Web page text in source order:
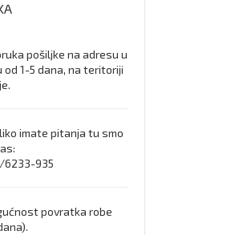
pošiljke na adresu u
od 1-5 dana, na teritoriji
imate pitanja tu smo
6233-935
povratka robe